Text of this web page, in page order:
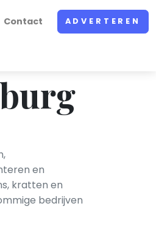
Contact ADVERTEREN
en
kratten en
bedrijven